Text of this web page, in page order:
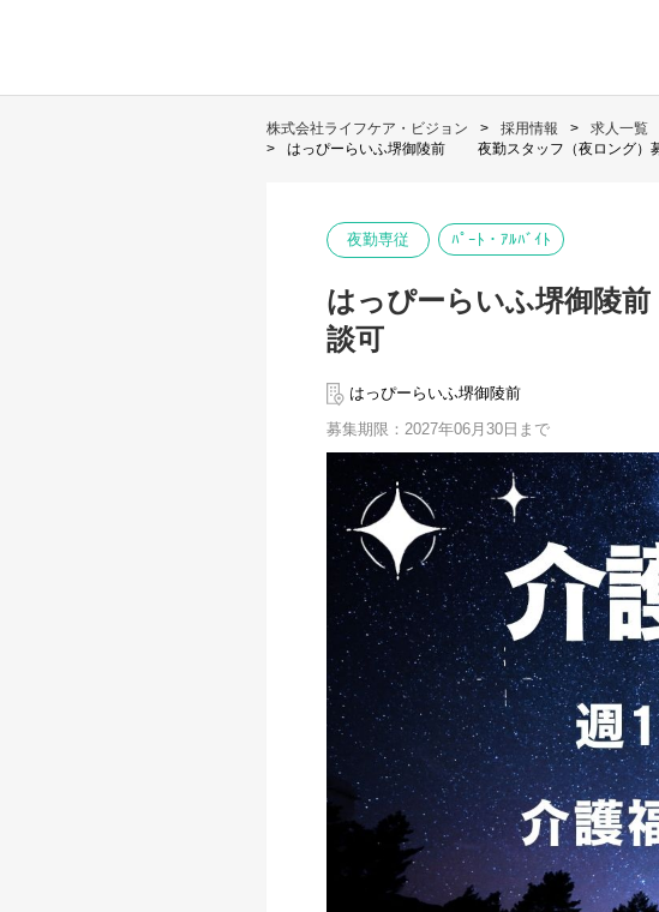
株式会社ライフケア・ビジョン 採用情報 求人一覧
はっぴーらいふ堺御陵前 夜勤スタッフ（夜ロング）
夜勤専従 ﾊﾟｰﾄ・ｱﾙﾊﾞｲﾄ
はっぴーらいふ堺御陵
談可
はっぴーらいふ堺御陵前
募集期限：2027年06月30日まで